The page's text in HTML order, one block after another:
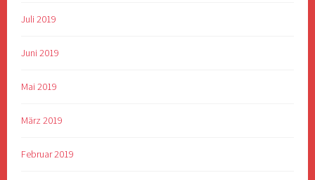
Juli 2019
Juni 2019
Mai 2019
März 2019
Februar 2019